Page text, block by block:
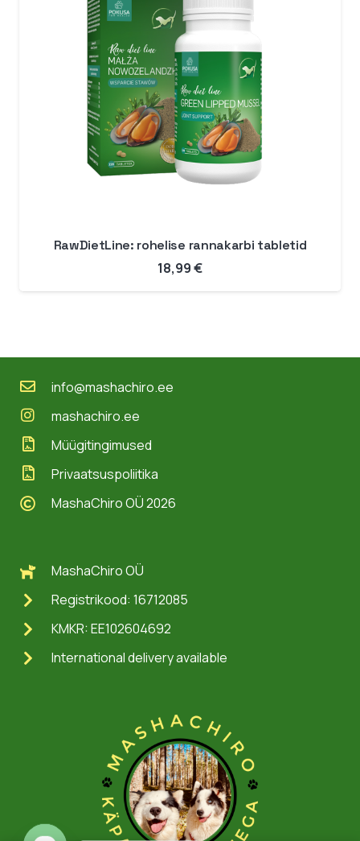
RawDietLine: rohelise rannakarbi tabletid
18,99€
MashaChiro OÜ
Registrikood: 16712085
KMKR: EE102604692
International delivery available
info@mashachiro.ee
mashachiro.ee
Müügitingimused
Privaatsuspoliitika
MashaChiro OÜ 2026